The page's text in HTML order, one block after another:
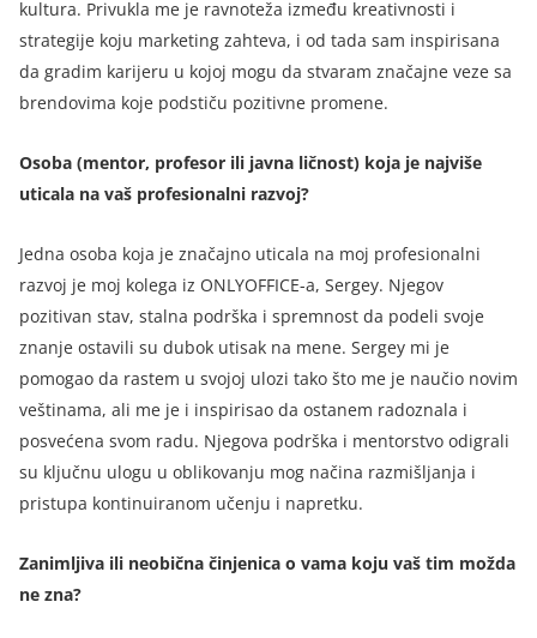
kultura. Privukla me je ravnoteža između kreativnosti i
strategije koju marketing zahteva, i od tada sam inspirisana
da gradim karijeru u kojoj mogu da stvaram značajne veze sa
brendovima koje podstiču pozitivne promene.
Osoba (mentor, profesor ili javna ličnost) koja je najviše
uticala na vaš profesionalni razvoj?
Jedna osoba koja je značajno uticala na moj profesionalni
razvoj je moj kolega iz ONLYOFFICE-a, Sergey. Njegov
pozitivan stav, stalna podrška i spremnost da podeli svoje
znanje ostavili su dubok utisak na mene. Sergey mi je
pomogao da rastem u svojoj ulozi tako što me je naučio novim
veštinama, ali me je i inspirisao da ostanem radoznala i
posvećena svom radu. Njegova podrška i mentorstvo odigrali
su ključnu ulogu u oblikovanju mog načina razmišljanja i
pristupa kontinuiranom učenju i napretku.
Zanimljiva ili neobična činjenica o vama koju vaš tim možda
ne zna?